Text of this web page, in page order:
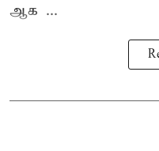
ஆக ...